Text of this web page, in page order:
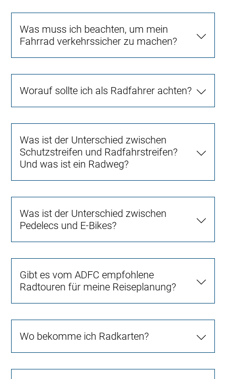
Was muss ich beachten, um mein
Fahrrad verkehrssicher zu machen?
Worauf sollte ich als Radfahrer achten?
Was ist der Unterschied zwischen
Schutzstreifen und Radfahrstreifen?
Und was ist ein Radweg?
Was ist der Unterschied zwischen
Pedelecs und E-Bikes?
Gibt es vom ADFC empfohlene
Radtouren für meine Reiseplanung?
Wo bekomme ich Radkarten?